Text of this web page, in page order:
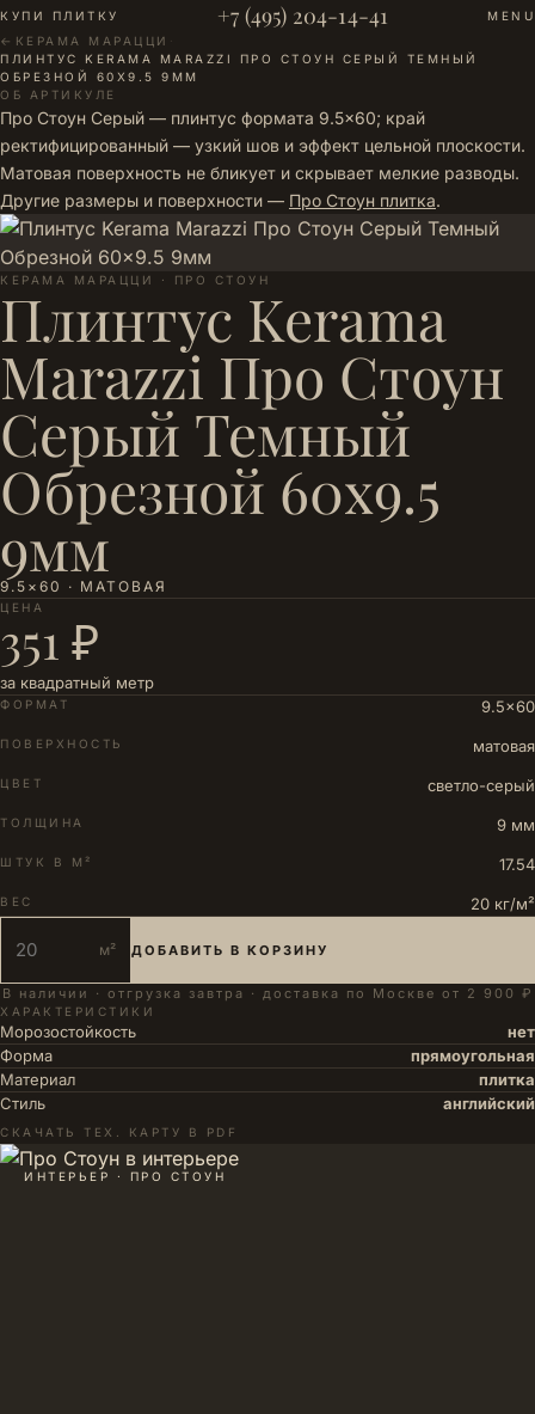
КУПИ ПЛИТКУ +7 (495) 204-14-41
MENU
← КЕРАМА МАРАЦЦИ ·
ПЛИНТУС KERAMA MARAZZI ПРО СТОУН СЕРЫЙ ТЕМНЫЙ
ОБРЕЗНОЙ 60X9.5 9ММ
ОБ АРТИКУЛЕ
Про Стоун Серый — плинтус формата 9.5×60; край
ректифицированный — узкий шов и эффект цельной плоскости.
Матовая поверхность не бликует и скрывает мелкие разводы.
Другие размеры и поверхности — Про Стоун плитка.
КЕРАМА МАРАЦЦИ · ПРО СТОУН
Плинтус Kerama
Marazzi Про Стоун
Серый Темный
Обрезной 60x9.5
9мм
9.5×60 · МАТОВАЯ
ЦЕНА
351 ₽
за квадратный метр
ФОРМАТ 9.5×60
ПОВЕРХНОСТЬ матовая
ЦВЕТ светло-серый
ТОЛЩИНА 9 мм
ШТУК В М² 17.54
ВЕС 20 кг/м²
м² ДОБАВИТЬ В КОРЗИНУ
В наличии · отгрузка завтра · доставка по Москве от 2 900 ₽
ХАРАКТЕРИСТИКИ
Морозостойкость
нет
Форма
прямоугольная
Материал
плитка
Стиль
английский
СКАЧАТЬ ТЕХ. КАРТУ В PDF
ИНТЕРЬЕР · ПРО СТОУН